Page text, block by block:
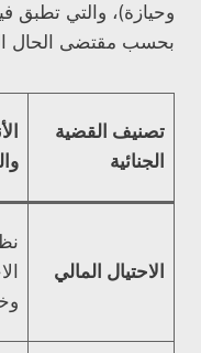
وحيازة)، والتي تطبق
بحسب مقتضى الحال
تصنيف القضية
الجنائية
الاحتيال المالي